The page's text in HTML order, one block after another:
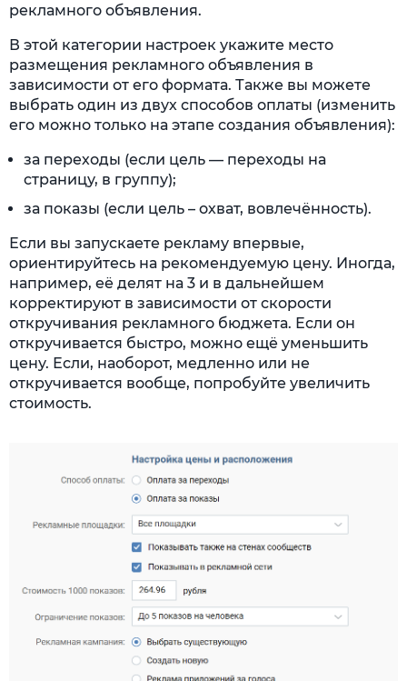
рекламного объявления.
В этой категории настроек укажите место
размещения рекламного объявления в
зависимости от его формата. Также вы можете
выбрать один из двух способов оплаты (изменить
его можно только на этапе создания объявления):
за переходы (если цель — переходы на
страницу, в группу);
за показы (если цель – охват, вовлечённость).
Если вы запускаете рекламу впервые,
ориентируйтесь на рекомендуемую цену. Иногда,
например, её делят на 3 и в дальнейшем
корректируют в зависимости от скорости
откручивания рекламного бюджета. Если он
откручивается быстро, можно ещё уменьшить
цену. Если, наоборот, медленно или не
откручивается вообще, попробуйте увеличить
стоимость.